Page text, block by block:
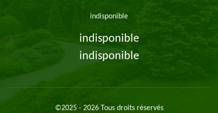
indisponible
indisponible
indisponible
©2025 - 2026 Tous droits réservés